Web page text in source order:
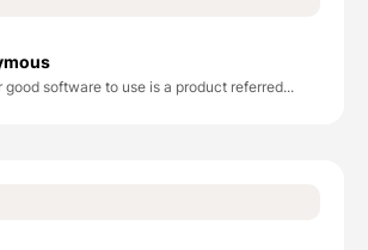
good software to use is a product referred...